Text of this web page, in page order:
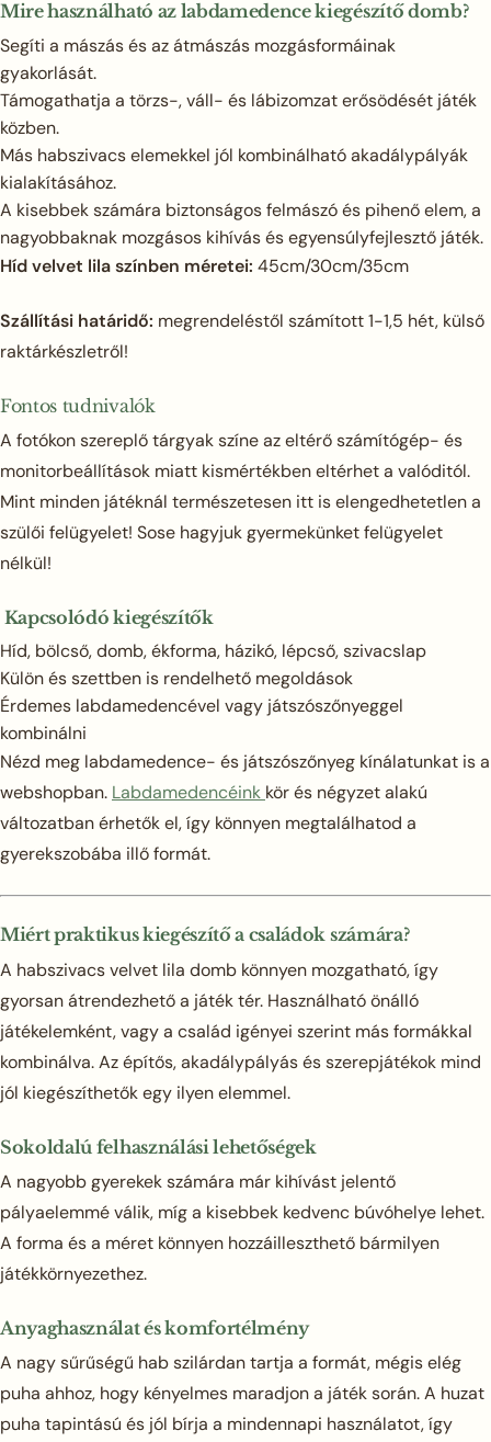
Mire használható az labdamedence kiegészítő domb?
Segíti a mászás és az átmászás mozgásformáinak
gyakorlását.
Támogathatja a törzs-, váll- és lábizomzat erősödését játék
közben.
Más habszivacs elemekkel jól kombinálható akadálypályák
kialakításához.
A kisebbek számára biztonságos felmászó és pihenő elem, a
nagyobbaknak mozgásos kihívás és egyensúlyfejlesztő játék.
Híd velvet lila színben méretei: 45cm/30cm/35cm
Szállítási határidő: megrendeléstől számított 1-1,5 hét, külső
raktárkészletről!
Fontos tudnivalók
A fotókon szereplő tárgyak színe az eltérő számítógép- és
monitorbeállítások miatt kismértékben eltérhet a valóditól.
Mint minden játéknál természetesen itt is elengedhetetlen a
szülői felügyelet! Sose hagyjuk gyermekünket felügyelet
nélkül!
Kapcsolódó kiegészítők
Híd, bölcső, domb, ékforma, házikó, lépcső, szivacslap
Külön és szettben is rendelhető megoldások
Érdemes labdamedencével vagy játszószőnyeggel
kombinálni
Nézd meg labdamedence- és játszószőnyeg kínálatunkat is a
webshopban. Labdamedencéink kör és négyzet alakú
változatban érhetők el, így könnyen megtalálhatod a
gyerekszobába illő formát.
Miért praktikus kiegészítő a családok számára?
A habszivacs velvet lila domb könnyen mozgatható, így
gyorsan átrendezhető a játék tér. Használható önálló
játékelemként, vagy a család igényei szerint más formákkal
kombinálva. Az építős, akadálypályás és szerepjátékok mind
jól kiegészíthetők egy ilyen elemmel.
Sokoldalú felhasználási lehetőségek
A nagyobb gyerekek számára már kihívást jelentő
pályaelemmé válik, míg a kisebbek kedvenc búvóhelye lehet.
A forma és a méret könnyen hozzáilleszthető bármilyen
játékkörnyezethez.
Anyaghasználat és komfortélmény
A nagy sűrűségű hab szilárdan tartja a formát, mégis elég
puha ahhoz, hogy kényelmes maradjon a játék során. A huzat
puha tapintású és jól bírja a mindennapi használatot, így